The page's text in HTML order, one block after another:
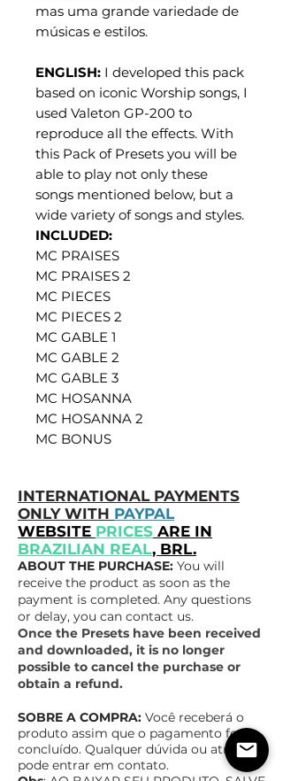
mas uma grande variedade de
músicas e estilos.
ENGLISH: I developed this pack
based on iconic Worship songs, I
used Valeton GP-200 to
reproduce all the effects. With
this Pack of Presets you will be
able to play not only these
songs mentioned below, but a
wide variety of songs and styles.
INCLUDED:
MC PRAISES
MC PRAISES 2
MC PIECES
MC PIECES 2
MC GABLE 1
MC GABLE 2
MC GABLE 3
MC HOSANNA
MC HOSANNA 2
MC BONUS
INTERNATIONAL PAYMENTS
ONLY WITH PAYPAL
WEBSITE PRICES ARE IN
BRAZILIAN REAL, BRL.
ABOUT THE PURCHASE: You will
receive the product as soon as the
payment is completed. Any questions
or delay, you can contact us.
Once the Presets have been received
and downloaded, it is no longer
possible to cancel the purchase or
obtain a refund.
SOBRE A COMPRA: Você receberá o
produto assim que o pagamento for
concluído. Qualquer dúvida ou atraso,
pode entrar em contato.